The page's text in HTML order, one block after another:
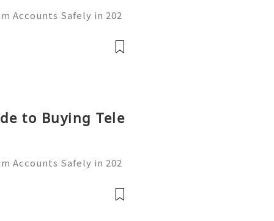
Accounts Safely in 202
business,
to Buying Tele
Accounts Safely in 202
business,